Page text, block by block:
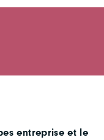
entreprise et le